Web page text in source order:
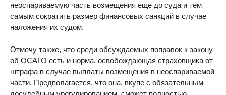
неоспариваемую часть возмещения еще до суда и тем
самым сократить размер финансовых санкций в случае
наложения их судом.
Отмечу также, что среди обсуждаемых поправок к закону
об ОСАГО есть и норма, освобождающая страховщика от
штрафа в случае выплаты возмещения в неоспариваемой
части. Предполагается, что она, вкупе с обязательным